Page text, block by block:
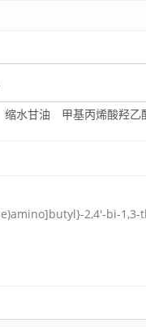
缩水甘油 甲基丙烯酸羟乙
2,4'-bi-